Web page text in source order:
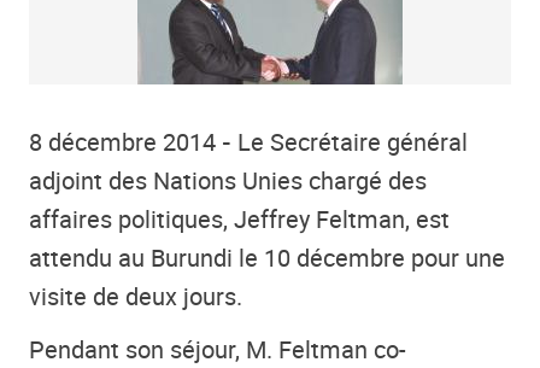
8 décembre 2014 - Le Secrétaire général
adjoint des Nations Unies chargé des
affaires politiques, Jeffrey Feltman, est
attendu au Burundi le 10 décembre pour une
visite de deux jours.
Pendant son séjour, M. Feltman co-